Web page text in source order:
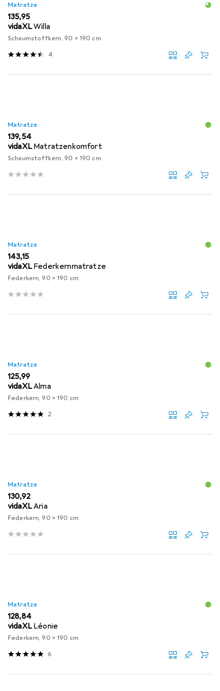
Matratze
EUR
135,95
vidaXLWilla
Schaumstoffkern, 90 x 190 cm
4
Matratze
EUR
139,54
vidaXL Matratzenkomfort
Schaumstoffkern, 90 x 190 cm
Matratze
EUR
143,15
vidaXL Federkernmatratze
Federkern, 90 x 190 cm
Matratze
EUR
125,99
vidaXLAlma
Federkern, 90 x 190 cm
2
Matratze
EUR
130,92
vidaXLAria
Federkern, 90 x 190 cm
Matratze
EUR
128,84
vidaXL Léonie
Federkern, 90 x 190 cm
6